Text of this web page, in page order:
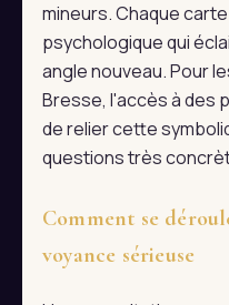
mineurs. Chaque
psychologique qui
angle nouveau. Pour
Bresse, l'accès à des
de relier cette
questions très
Comment se
voyance sérieuse